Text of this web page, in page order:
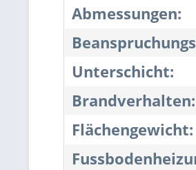
Abmessungen:
Unterschicht:
Brandverhalten:
Flächengewicht: